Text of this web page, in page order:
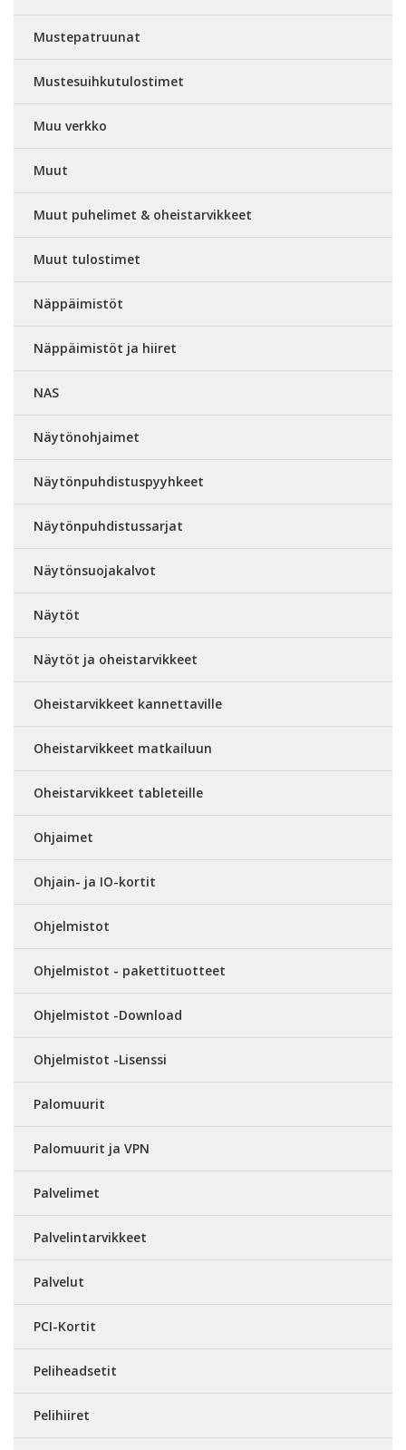
Mustepatruunat
Mustesuihkutulostimet
Muu verkko
Muut
Muut puhelimet & oheistarvikkeet
Muut tulostimet
Näppäimistöt
Näppäimistöt ja hiiret
NAS
Näytönohjaimet
Näytönpuhdistuspyyhkeet
Näytönpuhdistussarjat
Näytönsuojakalvot
Näytöt
Näytöt ja oheistarvikkeet
Oheistarvikkeet kannettaville
Oheistarvikkeet matkailuun
Oheistarvikkeet tableteille
Ohjaimet
Ohjain- ja IO-kortit
Ohjelmistot
Ohjelmistot - pakettituotteet
Ohjelmistot -Download
Ohjelmistot -Lisenssi
Palomuurit
Palomuurit ja VPN
Palvelimet
Palvelintarvikkeet
Palvelut
PCI-Kortit
Peliheadsetit
Pelihiiret